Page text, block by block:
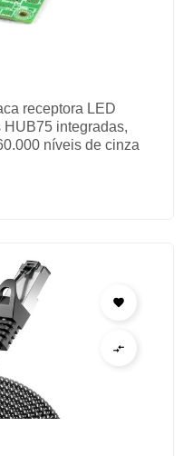
receptora LED
integradas,
níveis de cinza

